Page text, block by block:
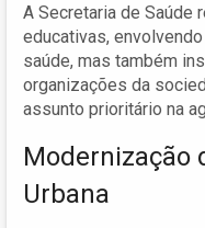
A Secretaria de Saúde
educativas,
saúde, mas também
organizações da
assunto prioritário na
Modernização
Urbana